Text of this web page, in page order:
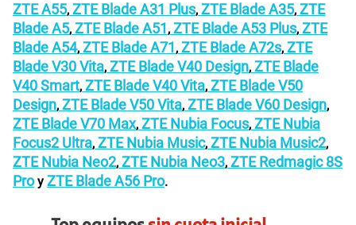
ZTE A55, ZTE Blade A31 Plus, ZTE Blade A35, ZTE
Blade A5, ZTE Blade A51 , ZTE Blade A53 Plus, ZTE
Blade A54, ZTE Blade A71 , ZTE Blade A72s, ZTE
Blade V30 Vita, ZTE Blade V40 Design, ZTE Blade
V40 Smart, ZTE Blade V40 Vita, ZTE Blade V50
Design, ZTE Blade V50 Vita, ZTE Blade V60 Design,
ZTE Blade V70 Max, ZTE Nubia Focus, ZTE Nubia
Focus2 Ultra, ZTE Nubia Music, ZTE Nubia Music2,
ZTE Nubia Neo2, ZTE Nubia Neo3, ZTE Redmagic 8S
Proy ZTE Blade A56 Pro.